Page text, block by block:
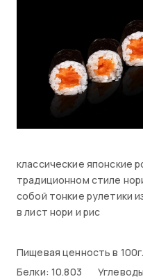
классические японские
традиционном стиле
собой тонкие рулетики
в лист нори и рис
Пищевая ценность в 100г.
Белки: 10.803